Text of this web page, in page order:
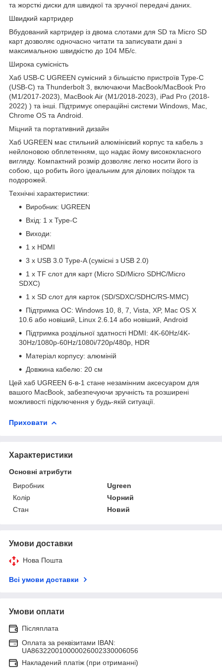
та жорсткі диски для швидкої та зручної передачі даних.
Швидкий картридер
Вбудований картридер із двома слотами для SD та Micro SD
карт дозволяє одночасно читати та записувати дані з
максимальною швидкістю до 104 МБ/с.
Широка сумісність
Хаб USB-C UGREEN сумісний з більшістю пристроїв Type-C
(USB-C) та Thunderbolt 3, включаючи MacBook/MacBook Pro
(M1/2017-2023), MacBook Air (M1/2018-2023), iPad Pro (2018-
2022) ) та інші. Підтримує операційні системи Windows, Mac,
Chrome OS та Android.
Міцний та портативний дизайн
Хаб UGREEN має стильний алюмінієвий корпус та кабель з
нейлоновою обплетенням, що надає йому висококласного
вигляду. Компактний розмір дозволяє легко носити його із
собою, що робить його ідеальним для ділових поїздок та
подорожей.
Технічні характеристики:
Виробник: UGREEN
Вхід: 1 x Type-C
Виходи:
1 x HDMI
3 x USB 3.0 Type-A (сумісні з USB 2.0)
1 x TF слот для карт (Micro SD/Micro SDHC/Micro
SDXC)
1 x SD слот для карток (SD/SDXC/SDHC/RS-MMC)
Підтримка ОС: Windows 10, 8, 7, Vista, XP, Mac OS X
10.6 або новіший, Linux 2.6.14 або новіший, Android
Підтримка роздільної здатності HDMI: 4K-60Hz/4K-
30Hz/1080p-60Hz/1080i/720p/480p, HDR
Матеріал корпусу: алюміній
Довжина кабелю: 20 см
Цей хаб UGREEN 6-в-1 стане незамінним аксесуаром для
вашого MacBook, забезпечуючи зручність та розширені
можливості підключення у будь-якій ситуації.
Приховати
Характеристики
Основні атрибути
Виробник
Ugreen
Колір
Чорний
Стан
Новий
Умови доставки
Нова Пошта
Всі умови доставки
Умови оплати
Післяплата
Оплата за реквізитами IBAN:
UA863220010000026002330006056
Накладений платіж (при отриманні)